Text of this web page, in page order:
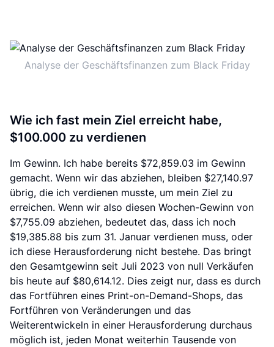
Analyse der Geschäftsfinanzen zum Black Friday
Wie ich fast mein Ziel erreicht habe,
$100.000 zu verdienen
Im Gewinn. Ich habe bereits $72,859.03 im Gewinn
gemacht. Wenn wir das abziehen, bleiben $27,140.97
übrig, die ich verdienen musste, um mein Ziel zu
erreichen. Wenn wir also diesen Wochen-Gewinn von
$7,755.09 abziehen, bedeutet das, dass ich noch
$19,385.88 bis zum 31. Januar verdienen muss, oder
ich diese Herausforderung nicht bestehe. Das bringt
den Gesamtgewinn seit Juli 2023 von null Verkäufen
bis heute auf $80,614.12. Dies zeigt nur, dass es durch
das Fortführen eines Print-on-Demand-Shops, das
Fortführen von Veränderungen und das
Weiterentwickeln in einer Herausforderung durchaus
möglich ist, jeden Monat weiterhin Tausende von